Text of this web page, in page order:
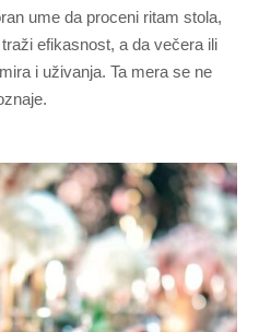
ume da proceni ritam stola,
efikasnost, a da večera ili
i uživanja. Ta mera se ne